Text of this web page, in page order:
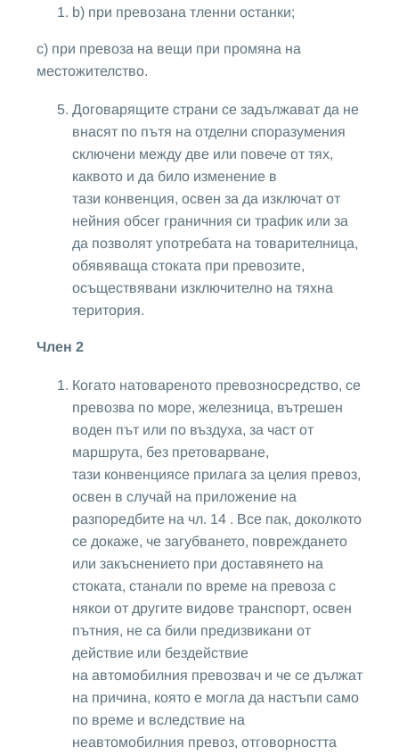
b) при превозана тленни останки;
с) при превоза на вещи при промяна на
местожителство.
Договарящите страни се задължават да не
внасят по пътя на отделни споразумения
сключени между две или повече от тях,
каквото и да било изменение в
тази конвенция, освен за да изключат от
нейния обсег граничния си трафик или за
да позволят употребата на товарителница,
обявяваща стоката при превозите,
осъществявани изключително на тяхна
територия.
Член 2
Когато натовареното превозносредство, се
превозва по море, железница, вътрешен
воден път или по въздуха, за част от
маршрута, без претоварване,
тази конвенциясе прилага за целия превоз,
освен в случай на приложение на
разпоредбите на чл. 14 . Все пак, доколкото
се докаже, че загубването, повреждането
или закъснението при доставянето на
стоката, станали по време на превоза с
някои от другите видове транспорт, освен
пътния, не са били предизвикани от
действие или бездействие
на автомобилния превозвач и че се дължат
на причина, която е могла да настъпи само
по време и вследствие на
неавтомобилния превоз, отговорността